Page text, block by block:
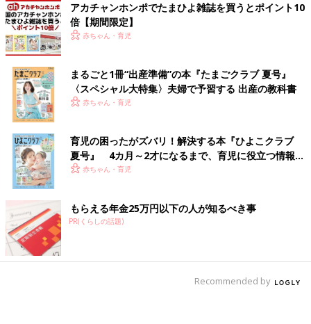
アカチャンホンポでたまひよ雑誌を買うとポイント10
倍【期間限定】
赤ちゃん・育児
まるごと1冊“出産準備”の本『たまごクラブ 夏号』
〈スペシャル大特集〉夫婦で予習する 出産の教科書
赤ちゃん・育児
育児の困ったがズバリ！解決する本『ひよこクラブ
夏号』 4カ月～2才になるまで、育児に役立つ情報が
いっぱい！
赤ちゃん・育児
もらえる年金25万円以下の人が知るべき事
PR(くらしの話題)
Recommended by